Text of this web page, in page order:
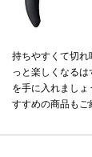
持ちやすくて切れ
っと楽しくなる
を手に入れまし
すすめの商品もご